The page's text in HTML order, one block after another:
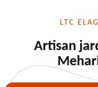
LTC
Artisan